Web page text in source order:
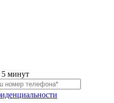
5 минут